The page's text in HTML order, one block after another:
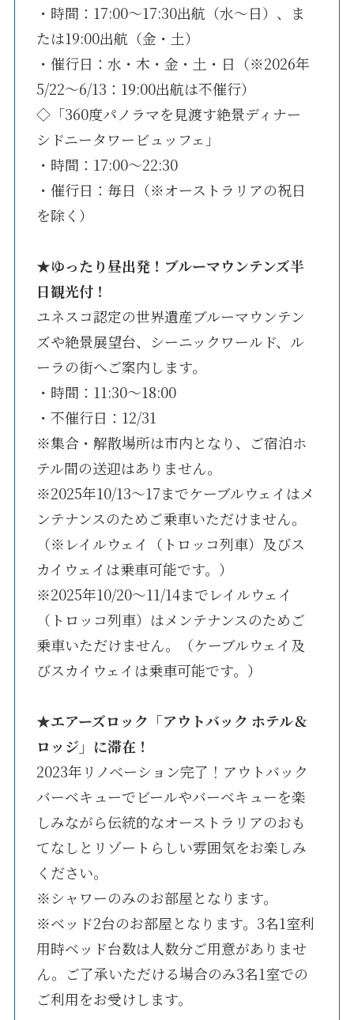
・時間：17:00～17:30出航（水～日）、ま
たは19:00出航（金・土）
・催行日：水・木・金・土・日（※2026年
5/22～6/13：19:00出航は不催行）
◇「360度パノラマを見渡す絶景ディナー
シドニータワービュッフェ」
・時間：17:00～22:30
・催行日：毎日（※オーストラリアの祝日
を除く）
★ゆったり昼出発！ブルーマウンテンズ半
日観光付！
ユネスコ認定の世界遺産ブルーマウンテン
ズや絶景展望台、シーニックワールド、ル
ーラの街へご案内します。
・時間：11:30～18:00
・不催行日：12/31
※集合・解散場所は市内となり、ご宿泊ホ
テル間の送迎はありません。
※2025年10/13～17までケーブルウェイはメ
ンテナンスのためご乗車いただけません。
（※レイルウェイ（トロッコ列車）及びス
カイウェイは乗車可能です。）
※2025年10/20～11/14までレイルウェイ
（トロッコ列車）はメンテナンスのためご
乗車いただけません。（ケーブルウェイ及
びスカイウェイは乗車可能です。）
★エアーズロック「アウトバック ホテル＆
ロッジ」に滞在！
2023年リノベーション完了！アウトバック
バーベキューでビールやバーベキューを楽
しみながら伝統的なオーストラリアのおも
てなしとリゾートらしい雰囲気をお楽しみ
ください。
※シャワーのみのお部屋となります。
※ベッド2台のお部屋となります。3名1室利
用時ベッド台数は人数分ご用意がありませ
ん。ご了承いただける場合のみ3名1室での
ご利用をお受けします。